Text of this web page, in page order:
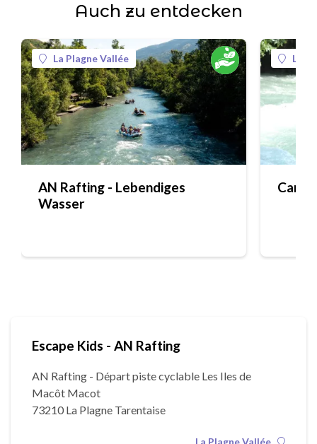
Auch zu entdecken
La Plagne Vallée
AN Rafting - Lebendiges
Wasser
La
Escape Kids - AN Rafting
AN Rafting - Départ piste cyclable Les Iles de
Macôt Macot
73210 La Plagne Tarentaise